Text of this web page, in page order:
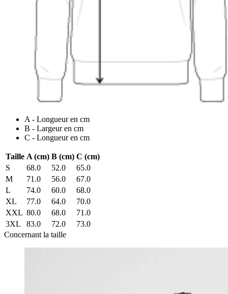
A - Longueur en cm
B - Largeur en cm
C - Longueur en cm
Taille A (cm) B (cm) C (cm)
S
68.0 52.0
65.0
M
71.0 56.0
67.0
L
74.0 60.0
68.0
XL
77.0 64.0
70.0
XXL 80.0 68.0
71.0
3XL
83.0 72.0
73.0
Concernant la taille